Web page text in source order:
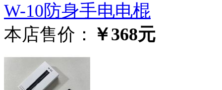
W-10防身手电电棍
本店售价： ￥368元